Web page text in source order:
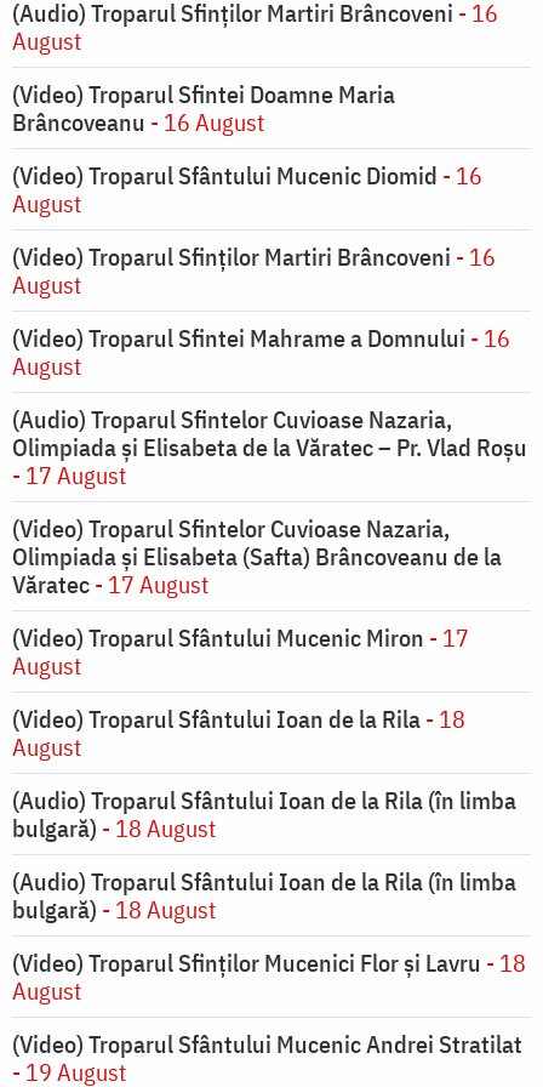
(Audio) Troparul Sfinților Martiri Brâncoveni - 16
August
(Video) Troparul Sfintei Doamne Maria
Brâncoveanu - 16 August
(Video) Troparul Sfântului Mucenic Diomid - 16
August
(Video) Troparul Sfinților Martiri Brâncoveni - 16
August
(Video) Troparul Sfintei Mahrame a Domnului - 16
August
(Audio) Troparul Sfintelor Cuvioase Nazaria,
Olimpiada și Elisabeta de la Văratec – Pr. Vlad Roșu
- 17 August
(Video) Troparul Sfintelor Cuvioase Nazaria,
Olimpiada și Elisabeta (Safta) Brâncoveanu de la
Văratec- 17 August
(Video) Troparul Sfântului Mucenic Miron - 17
August
(Video) Troparul Sfântului Ioan de la Rila- 18
August
(Audio) Troparul Sfântului Ioan de la Rila (în limba
bulgară) - 18 August
(Audio) Troparul Sfântului Ioan de la Rila (în limba
bulgară) - 18 August
(Video) Troparul Sfinților Mucenici Flor și Lavru - 18
August
(Video) Troparul Sfântului Mucenic Andrei Stratilat
- 19 August